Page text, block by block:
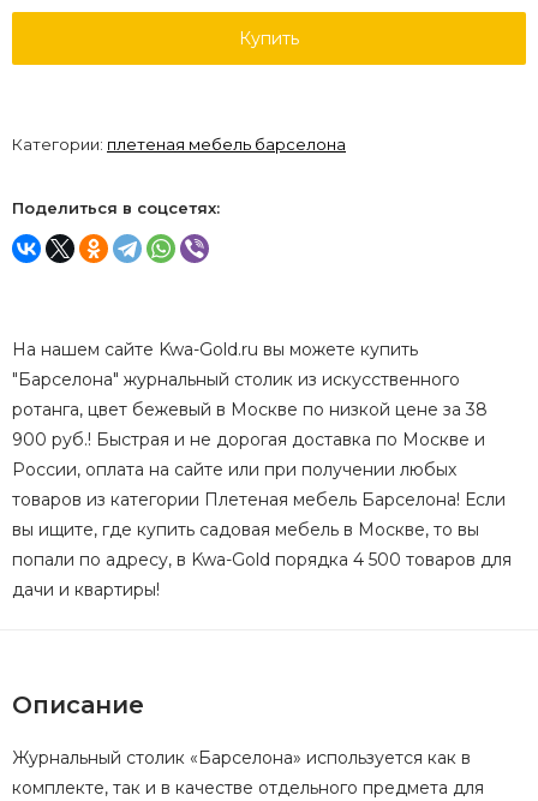
Купить
Категории: плетеная мебель барселона
Поделиться в соцсетях:
На нашем сайте Kwa-Gold.ru вы можете купить
"Барселона" журнальный столик из искусственного
ротанга, цвет бежевый в Москве по низкой цене за 38
900 руб.! Быстрая и не дорогая доставка по Москве и
России, оплата на сайте или при получении любых
товаров из категории Плетеная мебель Барселона! Если
вы ищите, где купить садовая мебель в Москве, то вы
попали по адресу, в Kwa-Gold порядка 4 500 товаров для
дачи и квартиры!
Описание
Журнальный столик «Барселона» используется как в
комплекте, так и в качестве отдельного предмета для